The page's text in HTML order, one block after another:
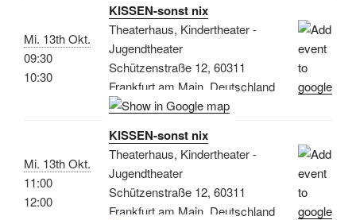
Mi. 13th Okt.
09:30
10:30
KISSEN-sonst nix
Theaterhaus, Kindertheater -
Jugendtheater
Schützenstraße 12, 60311
Frankfurt am Main, Deutschland
Mi. 13th Okt.
11:00
12:00
KISSEN-sonst nix
Theaterhaus, Kindertheater -
Jugendtheater
Schützenstraße 12, 60311
Frankfurt am Main, Deutschland